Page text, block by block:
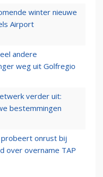
winter nieuwe
Airport
andere
weg uit Golfregio
verder uit:
bestemmingen
onrust bij
over overname TAP